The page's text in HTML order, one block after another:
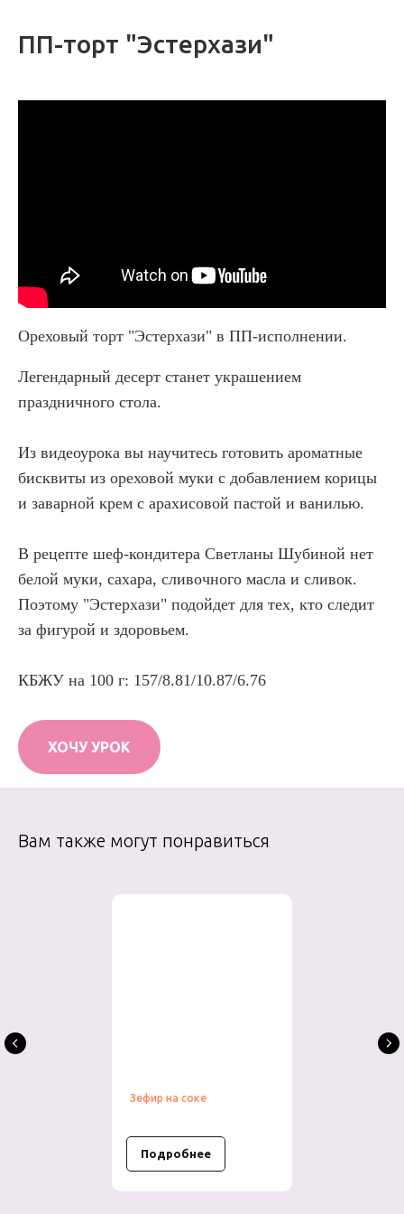
ПП-торт "Эстерхази"
Ореховый торт "Эстерхази" в ПП-исполнении.
Легендарный десерт станет украшением
праздничного стола.
Из видеоурока вы научитесь готовить ароматные
бисквиты из ореховой муки с добавлением корицы
и заварной крем с арахисовой пастой и ванилью.
В рецепте шеф-кондитера Светланы Шубиной нет
белой муки, сахара, сливочного масла и сливок.
Поэтому "Эстерхази" подойдет для тех, кто следит
за фигурой и здоровьем.
КБЖУ на 100 г: 157/8.81/10.87/6.76
ХОЧУ УРОК
Вам также могут понравиться
Зефир на соке
Подробнее